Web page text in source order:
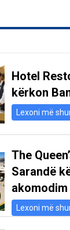
Hotel
kërkon
Lexoni më
The
Sarandë
akomodim
Lexoni më